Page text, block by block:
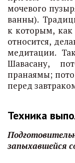
мочевого
ванны).
к которым,
относится,
медитации.
Шавасану,
пранаямы;
перед
Техника
запыхавшейся